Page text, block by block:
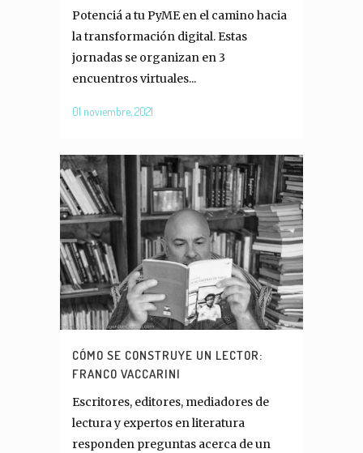
Potenciá a tu PyME en el camino hacia
la transformación digital. Estas
jornadas se organizan en 3
encuentros virtuales...
01 noviembre, 2021
CÓMO SE CONSTRUYE UN LECTOR:
FRANCO VACCARINI
Escritores, editores, mediadores de
lectura y expertos en literatura
responden preguntas acerca de un